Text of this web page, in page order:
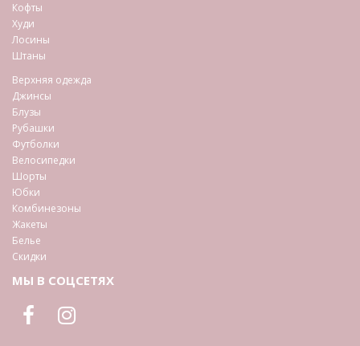
Кофты
Худи
Лосины
Штаны
Верхняя одежда
Джинсы
Блузы
Рубашки
Футболки
Велосипедки
Шорты
Юбки
Комбинезоны
Жакеты
Белье
Скидки
МЫ В СОЦСЕТЯХ